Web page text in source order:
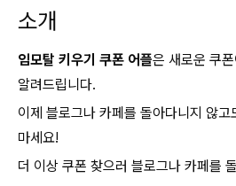
소개
임모탈 키우기 쿠폰 어플은 새로운 쿠
알려드립니다.
이제 블로그나 카페를 돌아다니지 않고
마세요!
더 이상 쿠폰 찾으러 블로그나 카페를